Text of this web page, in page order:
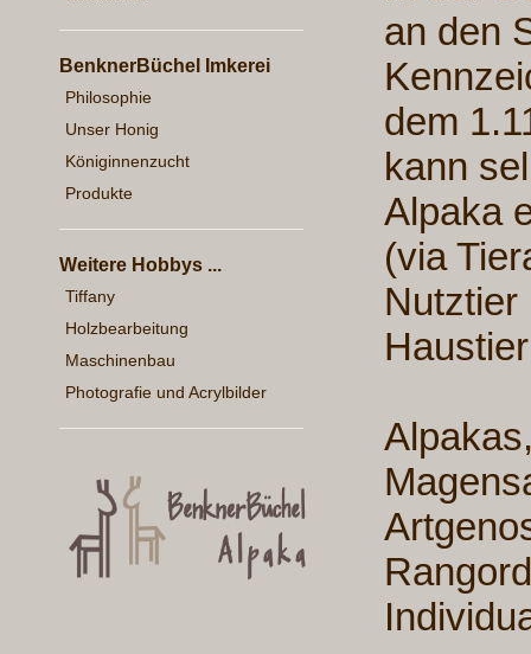
BenknerBüchel Imkerei
Philosophie
Unser Honig
Königinnenzucht
Produkte
Weitere Hobbys ...
Tiffany
Holzbearbeitung
Maschinenbau
Photografie und Acrylbilder
an den
dem
kann
Alpaka
(via
Nutztier